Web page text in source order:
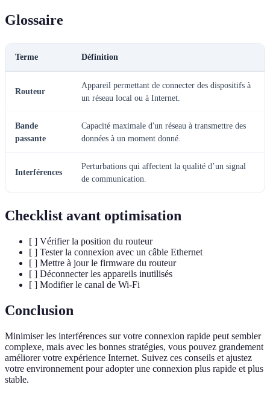
Glossaire
Terme Définition
Routeur
Appareil permettant de connecter des dispositifs à
un réseau local ou à Internet.
Bande
passante
Capacité maximale d'un réseau à transmettre des
données à un moment donné.
Interférences
Perturbations qui affectent la qualité d’un signal
de communication.
Checklist avant optimisation
[ ] Vérifier la position du routeur
[ ] Tester la connexion avec un câble Ethernet
[ ] Mettre à jour le firmware du routeur
[ ] Déconnecter les appareils inutilisés
[ ] Modifier le canal de Wi-Fi
Conclusion
Minimiser les interférences sur votre connexion rapide peut sembler
complexe, mais avec les bonnes stratégies, vous pouvez grandement
améliorer votre expérience Internet. Suivez ces conseils et ajustez
votre environnement pour adopter une connexion plus rapide et plus
stable.